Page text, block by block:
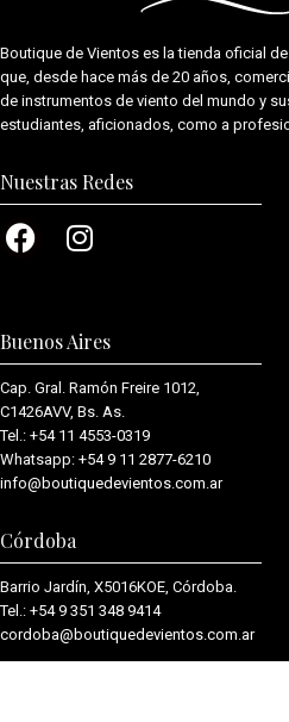
Boutique de Vientos es la tienda oficial
que, desde hace más de 20 años,
de instrumentos de viento del mundo y
estudiantes, aficionados, como a
Nuestras Redes
Buenos Aires
Cap. Gral. Ramón Freire 1012,
C1426AVV, Bs. As.
Tel.: +54 11 4553-0319
Whatsapp: +54 9 11 2877-6210
info@boutiquedevientos.com.ar
Córdoba
Barrio Jardín, X5016KOE, Córdoba.
Tel.: +54 9 351 348 9414
cordoba@boutiquedevientos.com. ar